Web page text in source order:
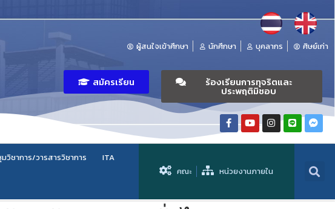
ผู้สนใจเข้าศึกษา นักศึกษา บุคลากร ศิษย์เก่า
สมัครเรียน ร้องเรียนการทุจริตและ
ประพฤติมิชอบ
มวิชาการ/วารสารวิชาการ ITA
คณะ หน่วยงานภายใน